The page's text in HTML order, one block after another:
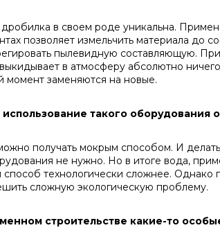
в своем роде уникальна.
позволяет измельчить материала до
пылевидную составляющую.
в атмосферу абсолютно
момент заменяются на новые.
такого оборудования
получать мокрым способом. И
не нужно. Но в итоге вода,
технологически сложнее. Однако
сложную экологическую проблему.
строительстве какие-то